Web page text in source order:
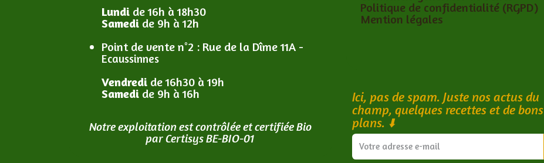
Lundi de 16h à 18h30
Samedi de 9h à 12h
Point de vente n°2 : Rue de la Dîme 11A -
Ecaussinnes
Vendredi de 16h30 à 19h
Samedi de 9h à 16h
Notre exploitation est contrôlée et certifiée Bio
par Certisys BE-BIO-01
Politique de confidentialité (RGPD)
Mention légales
Ici, pas de spam. Juste nos actus du
champ, quelques recettes et de bons
plans. ⬇️